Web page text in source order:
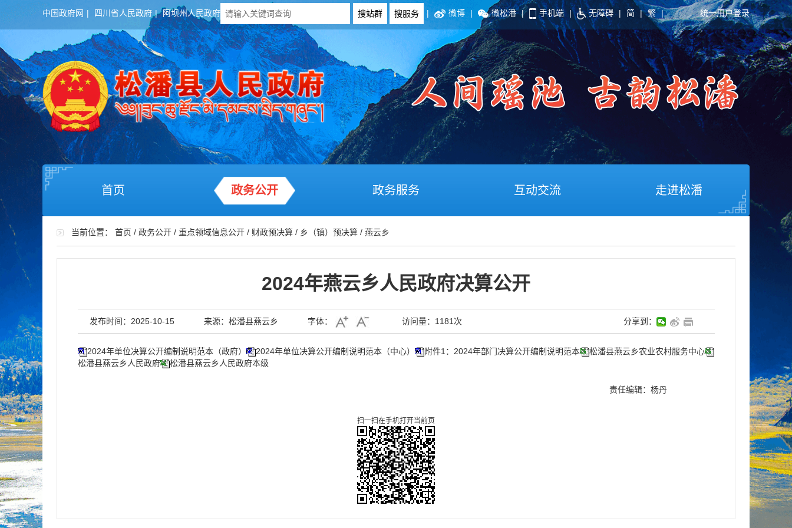
中国政府网 | 四川省人民政府 | 阿坝州人民政府 | 微博 | 微松潘 | 手机端 | 无障碍 | 简 | 繁 | 统一用户登录
首页 政务公开 政务服务 互动交流 走进松潘
当前位置： 首页 / 政务公开 / 重点领域信息公开 / 财政预决算 / 乡（镇）预决算 / 燕云乡
2024年燕云乡人民政府决算公开
发布时间：2025-10-15 来源：松潘县燕云乡 字体： 访问量： 1181次 分享到：
2024年单位决算公开编制说明范本（政府） 2024年单位决算公开编制说明范本（中心） 附件1：2024年部门决算公开编制说明范本
松潘县燕云乡农业农村服务中心
松潘县燕云乡人民政府
松潘县燕云乡人民政府本级
责任编辑：杨丹
扫一扫在手机打开当前页